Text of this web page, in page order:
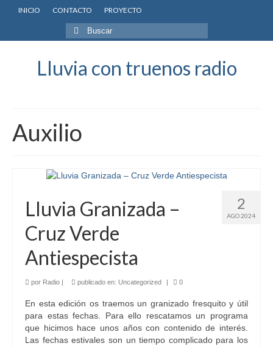
INICIO CONTACTO PROYECTO
Buscar
por:
Lluvia con truenos radio
Auxilio
2
AGO 2024
Lluvia Granizada –
Cruz Verde
Antiespecista
por Radio publicado en: Uncategorized 0
En esta edición os traemos un granizado fresquito y útil
para estas fechas. Para ello rescatamos un programa
que hicimos hace unos años con contenido de interés.
Las fechas estivales son un tiempo complicado para los